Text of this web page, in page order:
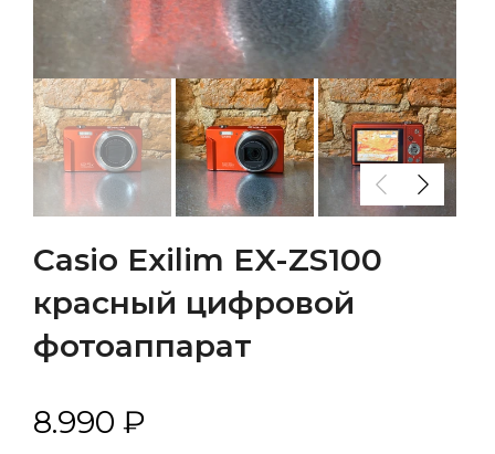
Casio Exilim EX-ZS100
красный цифровой
фотоаппарат
8.990 ₽